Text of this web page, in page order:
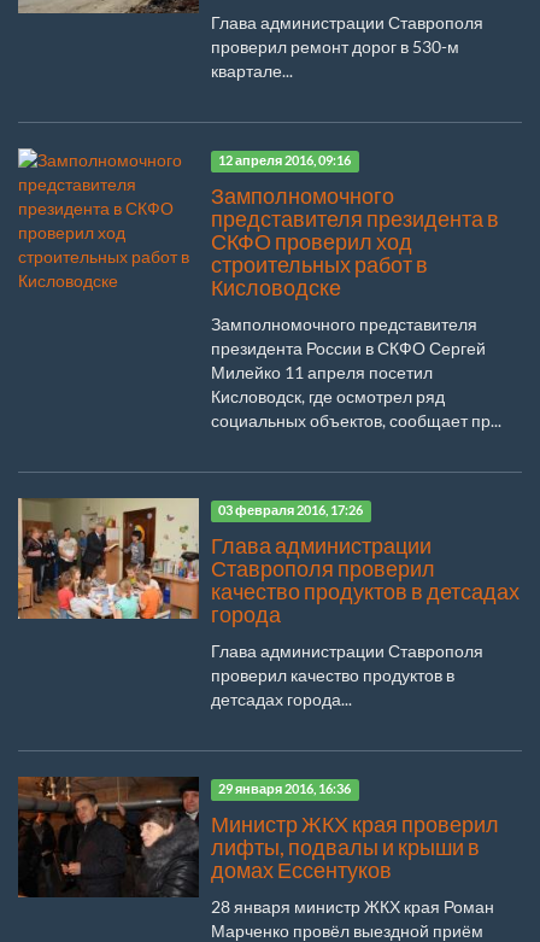
Глава администрации Ставрополя
проверил ремонт дорог в 530-м
квартале...
12 апреля 2016, 09:16
Замполномочного
представителя президента в
СКФО проверил ход
строительных работ в
Кисловодске
Замполномочного представителя
президента России в СКФО Сергей
Милейко 11 апреля посетил
Кисловодск, где осмотрел ряд
социальных объектов, сообщает пр...
03 февраля 2016, 17:26
Глава администрации
Ставрополя проверил
качество продуктов в детсадах
города
Глава администрации Ставрополя
проверил качество продуктов в
детсадах города...
29 января 2016, 16:36
Министр ЖКХ края проверил
лифты, подвалы и крыши в
домах Ессентуков
28 января министр ЖКХ края Роман
Марченко провёл выездной приём